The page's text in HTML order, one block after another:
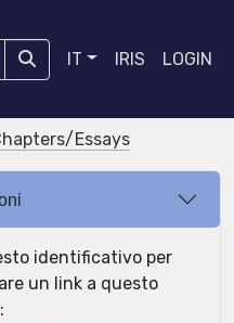
IT IRIS LOGIN
Essays
identificativo per
un link a questo